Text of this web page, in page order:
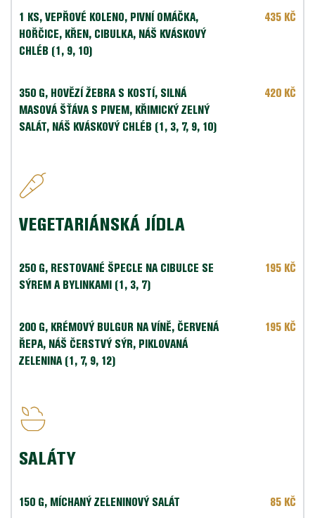
1 KS, VEPŘOVÉ KOLENO, PIVNÍ OMÁČKA,
HOŘČICE, KŘEN, CIBULKA, NÁŠ KVÁSKOVÝ
CHLÉB (1, 9, 10)
435 KČ
350 G, HOVĚZÍ ŽEBRA S KOSTÍ, SILNÁ
MASOVÁ ŠŤÁVA S PIVEM, KŘIMICKÝ ZELNÝ
SALÁT, NÁŠ KVÁSKOVÝ CHLÉB (1, 3, 7, 9, 10)
420 KČ
VEGETARIÁNSKÁ JÍDLA
250 G, RESTOVANÉ ŠPECLE NA CIBULCE SE
SÝREM A BYLINKAMI (1, 3, 7)
195 KČ
200 G, KRÉMOVÝ BULGUR NA VÍNĚ, ČERVENÁ
ŘEPA, NÁŠ ČERSTVÝ SÝR, PIKLOVANÁ
ZELENINA (1, 7, 9, 12)
195 KČ
SALÁTY
150 G, MÍCHANÝ ZELENINOVÝ SALÁT 85 KČ